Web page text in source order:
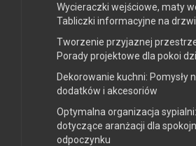
Wycieraczki wejściowe, maty
Tabliczki informacyjne na drzwi
Tworzenie przyjaznej
Porady projektowe dla pokoi
Dekorowanie kuchni: Pomysły
dodatków i akcesoriów
Optymalna organizacja
dotyczące aranżacji dla
odpoczynku